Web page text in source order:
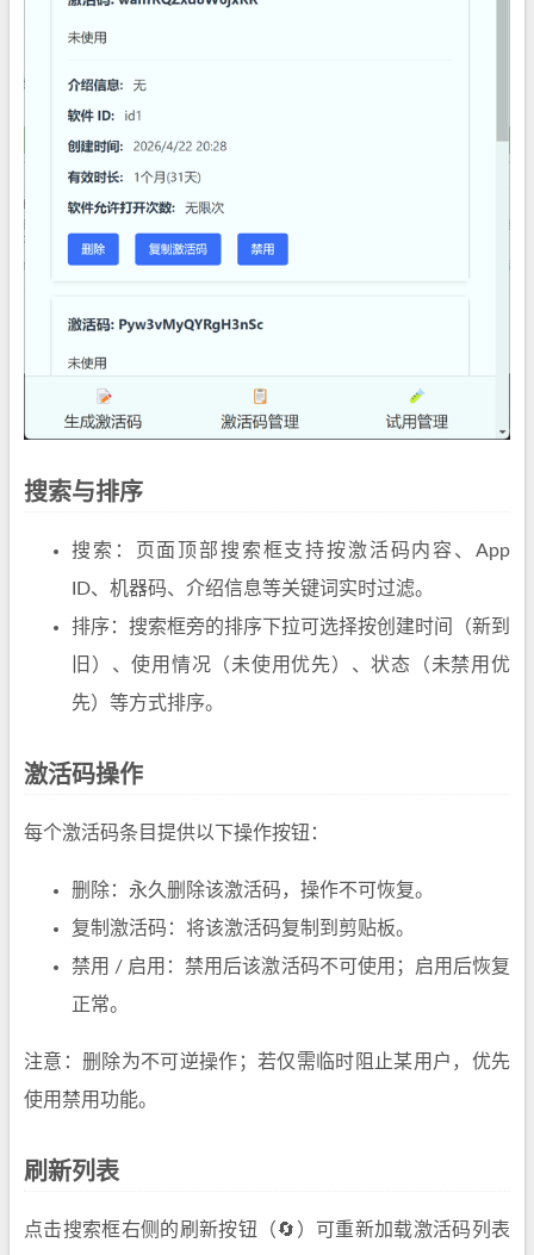
搜索与排序
搜索：页面顶部搜索框支持按激活码内容、App
ID、机器码、介绍信息等关键词实时过滤。
排序：搜索框旁的排序下拉可选择按创建时间（新到
旧）、使用情况（未使用优先）、状态（未禁用优
先）等方式排序。
激活码操作
每个激活码条目提供以下操作按钮：
删除：永久删除该激活码，操作不可恢复。
复制激活码：将该激活码复制到剪贴板。
禁用 / 启用：禁用后该激活码不可使用；启用后恢复
正常。
注意：删除为不可逆操作；若仅需临时阻止某用户，优先
使用禁用功能。
刷新列表
点击搜索框右侧的刷新按钮（🔄）可重新加载激活码列表